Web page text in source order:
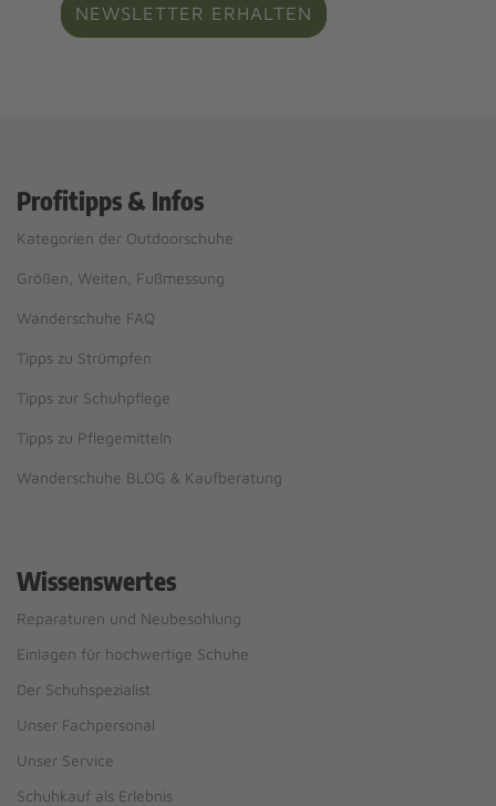
NEWSLETTER ERHALTEN
Profitipps & Infos
Kategorien der Outdoorschuhe
Größen, Weiten, Fußmessung
Wanderschuhe FAQ
Tipps zu Strümpfen
Tipps zur Schuhpflege
Tipps zu Pflegemitteln
Wanderschuhe BLOG & Kaufberatung
Wissenswertes
Reparaturen und Neubesohlung
Einlagen für hochwertige Schuhe
Der Schuhspezialist
Unser Fachpersonal
Unser Service
Schuhkauf als Erlebnis